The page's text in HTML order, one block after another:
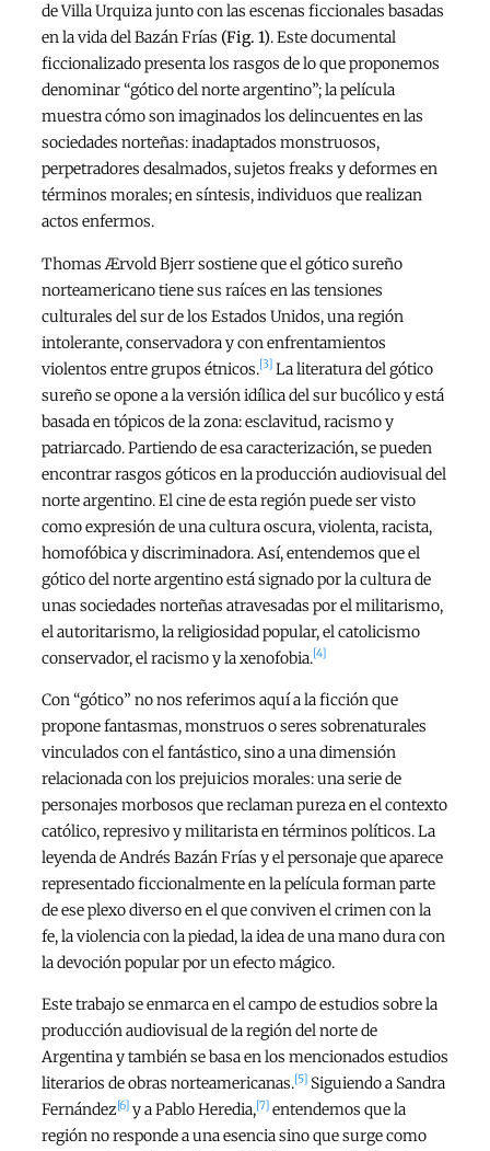
de Villa Urquiza junto con las escenas ficcionales basadas
en la vida del Bazán Frías (Fig. 1). Este documental
ficcionalizado presenta los rasgos de lo que proponemos
denominar “gótico del norte argentino”; la película
muestra cómo son imaginados los delincuentes en las
sociedades norteñas: inadaptados monstruosos,
perpetradores desalmados, sujetos freaks y deformes en
términos morales; en síntesis, individuos que realizan
actos enfermos.
Thomas Ærvold Bjerr sostiene que el gótico sureño
norteamericano tiene sus raíces en las tensiones
culturales del sur de los Estados Unidos, una región
intolerante, conservadora y con enfrentamientos
violentos entre grupos étnicos.[3] La literatura del gótico
sureño se opone a la versión idílica del sur bucólico y está
basada en tópicos de la zona: esclavitud, racismo y
patriarcado. Partiendo de esa caracterización, se pueden
encontrar rasgos góticos en la producción audiovisual del
norte argentino. El cine de esta región puede ser visto
como expresión de una cultura oscura, violenta, racista,
homofóbica y discriminadora. Así, entendemos que el
gótico del norte argentino está signado por la cultura de
unas sociedades norteñas atravesadas por el militarismo,
el autoritarismo, la religiosidad popular, el catolicismo
conservador, el racismo y la xenofobia.[4]
Con “gótico” no nos referimos aquí a la ficción que
propone fantasmas, monstruos o seres sobrenaturales
vinculados con el fantástico, sino a una dimensión
relacionada con los prejuicios morales: una serie de
personajes morbosos que reclaman pureza en el contexto
católico, represivo y militarista en términos políticos. La
leyenda de Andrés Bazán Frías y el personaje que aparece
representado ficcionalmente en la película forman parte
de ese plexo diverso en el que conviven el crimen con la
fe, la violencia con la piedad, la idea de una mano dura con
la devoción popular por un efecto mágico.
Este trabajo se enmarca en el campo de estudios sobre la
producción audiovisual de la región del norte de
Argentina y también se basa en los mencionados estudios
literarios de obras norteamericanas.[5] Siguiendo a Sandra
Fernández [6] y a Pablo Heredia,[7] entendemos que la
región no responde a una esencia sino que surge como